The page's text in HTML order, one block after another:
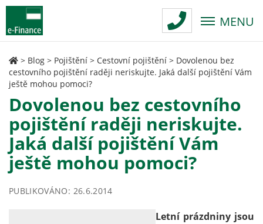
MENU
> Blog > Pojištění > Cestovní pojištění > Dovolenou bez
cestovního pojištění raději neriskujte. Jaká další pojištění Vám
ještě mohou pomoci?
Dovolenou bez cestovního
pojištění raději neriskujte.
Jaká další pojištění Vám
ještě mohou pomoci?
PUBLIKOVÁNO: 26.6.2014
Letní prázdniny jsou